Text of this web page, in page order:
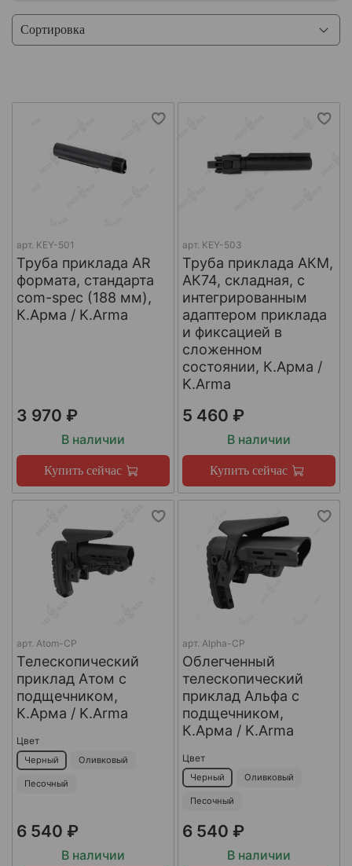
арт. KEY-501
Труба приклада AR
формата, стандарта
com-spec (188 мм),
К.Арма / K.Arma
3 970 ₽
В наличии
Купить сейчас
арт. KEY-503
Труба приклада АКМ,
АК74, складная, с
интегрированным
адаптером приклада
и фиксацией в
сложенном
состоянии, К.Арма /
K.Arma
5 460 ₽
В наличии
Купить сейчас
арт. Atom-CP
Телескопический
приклад Атом с
подщечником,
К.Арма / K.Arma
Цвет
Черный Оливковый
Песочный
6 540 ₽
В наличии
арт. Alpha-CP
Облегченный
телескопический
приклад Альфа с
подщечником,
К.Арма / K.Arma
Цвет
Черный Оливковый
Песочный
6 540 ₽
В наличии